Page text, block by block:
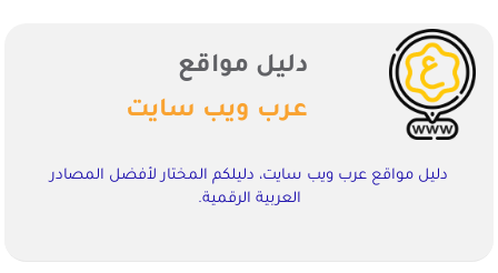
دليل مواقع
عرب ويب سايت
دليل مواقع عرب ويب سايت، دليلكم المختار لأفضل المصادر
العربية الرقمية.